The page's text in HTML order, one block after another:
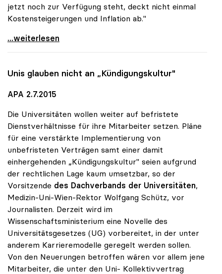
jetzt noch zur Verfügung steht, deckt nicht einmal
Kostensteigerungen und Inflation ab."
Schmidinger: Uni-Zusatzmittel schrumpfen laufend
...weiterlesen
Unis glauben nicht an „Kündigungskultur"
APA 2.7.2015
Die Universitäten wollen weiter auf befristete
Dienstverhältnisse für ihre Mitarbeiter setzen. Pläne
für eine verstärkte Implementierung von
unbefristeten Verträgen samt einer damit
einhergehenden „Kündigungskultur" seien aufgrund
der rechtlichen Lage kaum umsetzbar, so der
Vorsitzende des Dachverbands der Universitäten,
Medizin-Uni-Wien-Rektor Wolfgang Schütz, vor
Journalisten. Derzeit wird im
Wissenschaftsministerium eine Novelle des
Universitätsgesetzes (UG) vorbereitet, in der unter
anderem Karrieremodelle geregelt werden sollen.
Von den Neuerungen betroffen wären vor allem jene
Mitarbeiter, die unter den Uni- Kollektivvertrag